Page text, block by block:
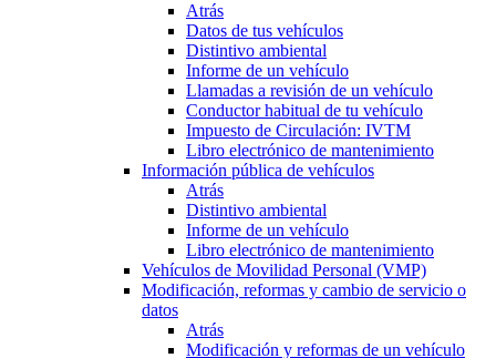
Atrás
Datos de tus vehículos
Distintivo ambiental
Informe de un vehículo
Llamadas a revisión de un vehículo
Conductor habitual de tu vehículo
Impuesto de Circulación: IVTM
Libro electrónico de mantenimiento
Información pública de vehículos
Atrás
Distintivo ambiental
Informe de un vehículo
Libro electrónico de mantenimiento
Vehículos de Movilidad Personal (VMP)
Modificación, reformas y cambio de servicio o
datos
Atrás
Modificación y reformas de un vehículo